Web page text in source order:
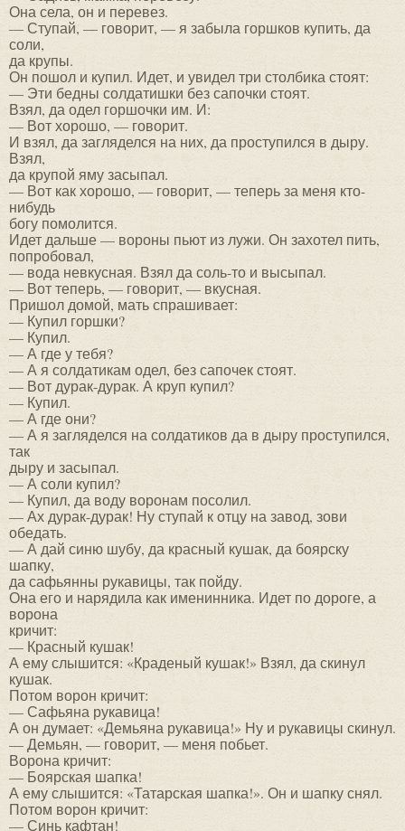
Она села, он и перевез.
— Ступай, — говорит, — я забыла горшков купить, да
соли,
да крупы.
Он пошол и купил. Идет, и увидел три столбика стоят:
— Эти бедны солдатишки без сапочки стоят.
Взял, да одел горшочки им. И:
— Вот хорошо, — говорит.
И взял, да загляделся на них, да проступился в дыру.
Взял,
да крупой яму засыпал.
— Вот как хорошо, — говорит, — теперь за меня кто-
нибудь
богу помолится.
Идет дальше — вороны пьют из лужи. Он захотел пить,
попробовал,
— вода невкусная. Взял да соль-то и высыпал.
— Вот теперь, — говорит, — вкусная.
Пришол домой, мать спрашивает:
— Купил горшки?
— Купил.
— А где у тебя?
— А я солдатикам одел, без сапочек стоят.
— Вот дурак-дурак. А круп купил?
— Купил.
— А где они?
— А я загляделся на солдатиков да в дыру проступился,
так
дыру и засыпал.
— А соли купил?
— Купил, да воду воронам посолил.
— Ах дурак-дурак! Ну ступай к отцу на завод, зови
обедать.
— А дай синю шубу, да красный кушак, да боярску
шапку,
да сафьянны рукавицы, так пойду.
Она его и нарядила как именинника. Идет по дороге, а
ворона
кричит:
— Красный кушак!
А ему слышится: «Краденый кушак!» Взял, да скинул
кушак.
Потом ворон кричит:
— Сафьяна рукавица!
А он думает: «Демьяна рукавица!» Ну и рукавицы скинул.
— Демьян, — говорит, — меня побьет.
Ворона кричит:
— Боярская шапка!
А ему слышится: «Татарская шапка!». Он и шапку снял.
Потом ворон кричит:
— Синь кафтан!